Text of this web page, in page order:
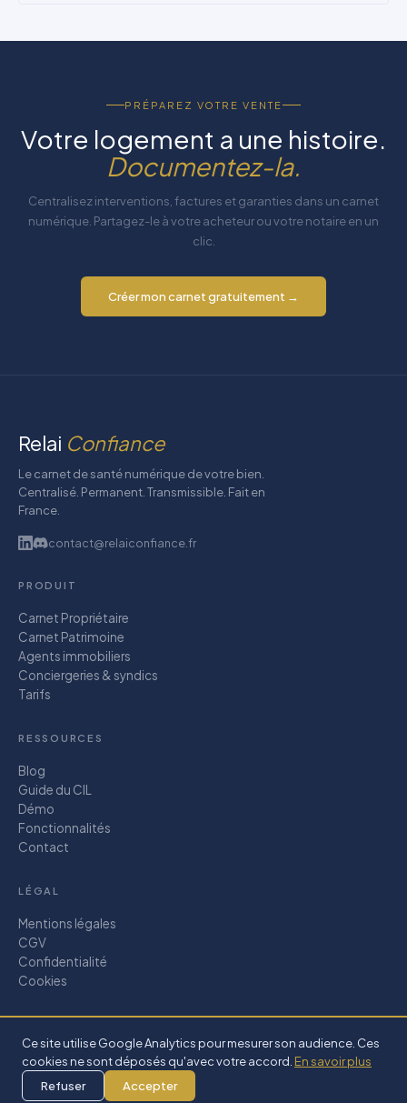
PRÉPAREZ VOTRE VENTE
Votre logement a une histoire.
Documentez-la.
Centralisez interventions, factures et garanties dans un carnet
numérique. Partagez-le à votre acheteur ou votre notaire en un
clic.
Créer mon carnet gratuitement →
Relai Confiance
Le carnet de santé numérique de votre bien.
Centralisé. Permanent. Transmissible. Fait en
France.
contact@relaiconfiance.fr
PRODUIT
Carnet Propriétaire
Carnet Patrimoine
Agents immobiliers
Conciergeries & syndics
Tarifs
RESSOURCES
Blog
Guide du CIL
Démo
Fonctionnalités
Contact
LÉGAL
Mentions légales
CGV
Confidentialité
Cookies
© 2026 Relai Confiance 🇫🇷 Français ·English
Site créé et édité par
Ce site utilise Google Analytics pour mesurer son audience. Ces
cookies ne sont déposés qu'avec votre accord. En savoir plus
Refuser
Accepter